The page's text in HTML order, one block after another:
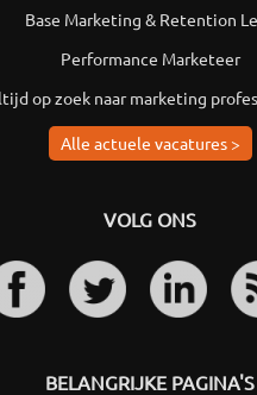
Base Marketing & Retention
Performance Marketeer
op zoek naar marketing
Alle actuele vacatures >
VOLG ONS
BELANGRIJKE PAGINA'S